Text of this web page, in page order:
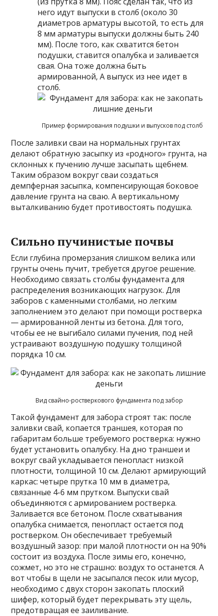
него идут выпуски в столб (около 30
диаметров арматуры высотой, то есть для
8 мм арматуры выпуски должны быть 240
мм). После того, как схватится бетон
подушки, ставится опалубка и заливается
свая. Она тоже должна быть
армированной, А выпуск из нее идет в
столб.
Пример формирования подушки и выпусков под столб
После заливки сваи на нормальных грунтах
делают обратную засыпку из «родного» грунта, на
склонных к пучению лучше засыпать щебнем.
Таким образом вокруг сваи создаться
демпферная засыпка, компенсирующая боковое
давление грунта на сваю. А вертикальному
выталкиванию будет противостоять подушка.
Сильно пучинистые почвы
Если глубина промерзания слишком велика или
грунты очень пучит, требуется другое решение.
Необходимо связать столбы фундамента для
распределения возникающих нагрузок. Для
заборов с каменными столбами, но легким
заполнением это делают при помощи ростверка
— армированной ленты из бетона. Для того,
чтобы ее не выгибало силами пучения, под ней
устраивают воздушную подушку толщиной
порядка 10 см.
Вид свайно-ростверкового фундамента под забор
Такой фундамент для забора строят так: после
заливки свай, копается траншея, которая по
габаритам больше требуемого ростверка: нужно
будет установить опалубку. На дно траншеи и
вокруг свай укладывается пенопласт низкой
плотности, толщиной 10 см. Делают армирующий
каркас: четыре прутка 10 мм в диаметра,
связанные 4-6 мм прутком. Выпуски свай
объединяются с армированием ростверка.
Заливается все бетоном. После схватывания
опалубка снимается, пенопласт остается под
ростверком. Он обеспечивает требуемый
воздушный зазор: при малой плотности он на 90%
состоит из воздуха. После зимы его, конечно,
сожмет, но это не страшно: воздух то останется. А
вот чтобы в щели не засыпался песок или мусор,
необходимо с двух сторон закопать плоский
шифер, который будет перекрывать эту щель,
предотвращая ее заиливание.